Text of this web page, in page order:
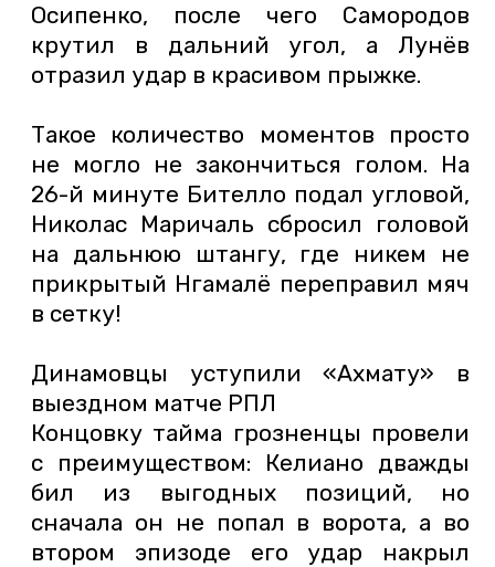
Осипенко, после чего Самородов
крутил в дальний угол, а Лунёв
отразил удар в красивом прыжке.
Такое количество моментов просто
не могло не закончиться голом. На
26-й минуте Бителло подал угловой,
Николас Маричаль сбросил головой
на дальнюю штангу, где никем не
прикрытый Нгамалё переправил мяч
в сетку!
Динамовцы уступили «Ахмату» в
выездном матче РПЛ
Концовку тайма грозненцы провели
с преимуществом: Келиано дважды
бил из выгодных позиций, но
сначала он не попал в ворота, а во
втором эпизоде его удар накрыл